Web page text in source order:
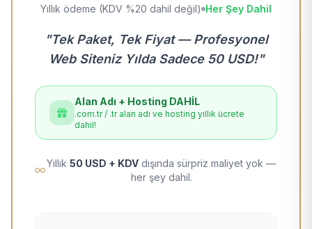
Yıllık ödeme (KDV %20 dahil değil) Her Şey Dahil
"Tek Paket, Tek Fiyat — Profesyonel
Web Siteniz Yılda Sadece 50 USD!"
Alan Adı + Hosting DAHİL
.com.tr / .tr alan adı ve hosting yıllık ücrete
dahil!
Yıllık 50 USD + KDV dışında sürpriz maliyet yok —
her şey dahil.